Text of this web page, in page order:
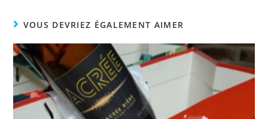
VOUS DEVRIEZ ÉGALEMENT AIMER